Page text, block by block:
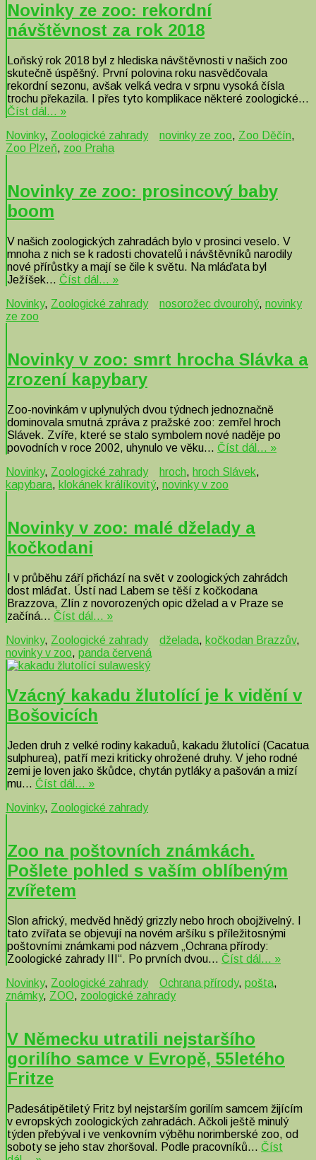
Novinky ze zoo: rekordní
návštěvnost za rok 2018
Loňský rok 2018 byl z hlediska návštěvnosti v našich zoo
skutečně úspěšný. První polovina roku nasvědčovala
rekordní sezonu, avšak velká vedra v srpnu vysoká čísla
trochu překazila. I přes tyto komplikace některé zoologické…
Číst dál… »
Novinky, Zoologické zahrady novinky ze zoo, Zoo Děčín,
Zoo Plzeň, zoo Praha
Novinky ze zoo: prosincový baby
boom
V našich zoologických zahradách bylo v prosinci veselo. V
mnoha z nich se k radosti chovatelů i návštěvníků narodily
nové přírůstky a mají se čile k světu. Na mláďata byl
Ježíšek… Číst dál… »
Novinky, Zoologické zahrady nosorožec dvourohý, novinky
ze zoo
Novinky v zoo: smrt hrocha Slávka a
zrození kapybary
Zoo-novinkám v uplynulých dvou týdnech jednoznačně
dominovala smutná zpráva z pražské zoo: zemřel hroch
Slávek. Zvíře, které se stalo symbolem nové naděje po
povodních v roce 2002, uhynulo ve věku… Číst dál… »
Novinky, Zoologické zahrady hroch, hroch Slávek,
kapybara, klokánek králíkovitý, novinky v zoo
Novinky v zoo: malé dželady a
kočkodani
I v průběhu září přichází na svět v zoologických zahrádch
dost mláďat. Ústí nad Labem se těší z kočkodana
Brazzova, Zlín z novorozených opic dželad a v Praze se
začíná… Číst dál… »
Novinky, Zoologické zahrady dželada, kočkodan Brazzův,
novinky v zoo, panda červená
Vzácný kakadu žlutolící je k vidění v
Bošovicích
Jeden druh z velké rodiny kakaduů, kakadu žlutolící (Cacatua
sulphurea), patří mezi kriticky ohrožené druhy. V jeho rodné
zemi je loven jako škůdce, chytán pytláky a pašován a mizí
mu… Číst dál… »
Novinky, Zoologické zahrady
Zoo na poštovních známkách.
Pošlete pohled s vaším oblíbeným
zvířetem
Slon africký, medvěd hnědý grizzly nebo hroch obojživelný. I
tato zvířata se objevují na novém aršíku s příležitosnými
poštovními známkami pod názvem „Ochrana přírody:
Zoologické zahrady III“. Po prvních dvou… Číst dál… »
Novinky, Zoologické zahrady Ochrana přírody, pošta,
známky, ZOO, zoologické zahrady
V Německu utratili nejstaršího
gorilího samce v Evropě, 55letého
Fritze
Padesátipětiletý Fritz byl nejstarším gorilím samcem žijícím
v evropských zoologických zahradách. Ačkoli ještě minulý
týden přebýval i ve venkovním výběhu norimberské zoo, od
soboty se jeho stav zhoršoval. Podle pracovníků… Číst